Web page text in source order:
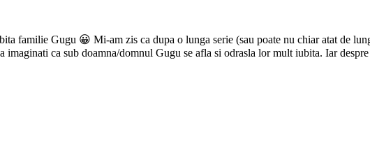
familie Gugu 😀 Mi-am zis ca dupa o lunga serie (sau poate nu chiar atat de
imaginati ca sub doamna/domnul Gugu se afla si odrasla lor mult iubita. Iar